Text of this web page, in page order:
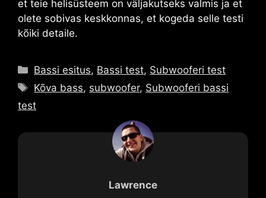
et teie helisüsteem on väljakutseks valmis ja et
olete sobivas keskkonnas, et kogeda selle testi
kõiki detaile.
Kategooriad
Bassi esitus, Bassi test, Subwooferi test
Sildid
Kõva bass, subwoofer, Subwooferi bassi
test
Lawrence